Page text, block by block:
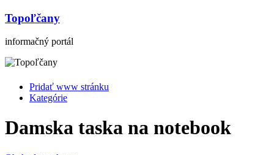
Topoľčany
informačný portál
Pridať www stránku
Kategórie
Damska taska na notebook